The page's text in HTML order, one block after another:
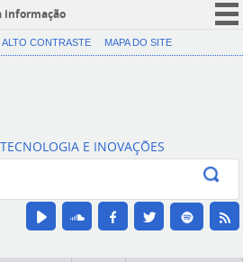
informação
CORONAVÍRUS (COVID-19)
Canais
ALTO CONTRASTE MAPA DO SITE
E INOVAÇÕES